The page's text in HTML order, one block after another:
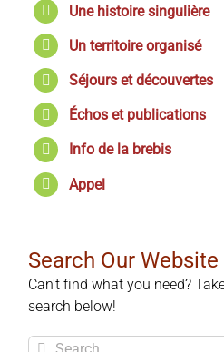
Une histoire singulière
Un territoire organisé
Séjours et découvertes
Échos et publications
Info de la brebis
Appel
Search Our Website
Can't find what you need?
search below!
Search